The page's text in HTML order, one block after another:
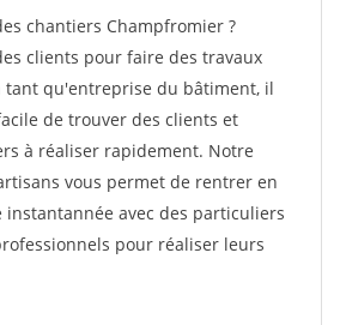
chantiers Champfromier ?
clients pour faire des travaux
tant qu'entreprise du bâtiment, il
de trouver des clients et
à réaliser rapidement. Notre
vous permet de rentrer en
avec des particuliers
pour réaliser leurs